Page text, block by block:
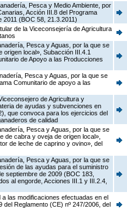
Pesca y Medio Ambiente, por
Acción III.8 del Programa
(BOC 58, 21.3.2011)
de la Viceconsejería de Agricultura
Pesca y Aguas, por la que se
local», Subacción III.4.1
de Apoyo a las Producciones
Pesca y Aguas, por la que se
Comunitario de apoyo a las
de Agricultura y
de ayudas y subvenciones en
que convoca para los ejercicios del
de calidad
Pesca y Aguas, por la que se
de cabra y oveja de origen local»,
de leche de caprino y ovino», del
Pesca y Aguas, por la que se
de las ayudas para el suministro
septiembre de 2009 (BOC 183,
al engorde, Acciones III.1 y III.2.4,
las modificaciones efectuadas en el
Reglamento (CE) nº 247/2006, del